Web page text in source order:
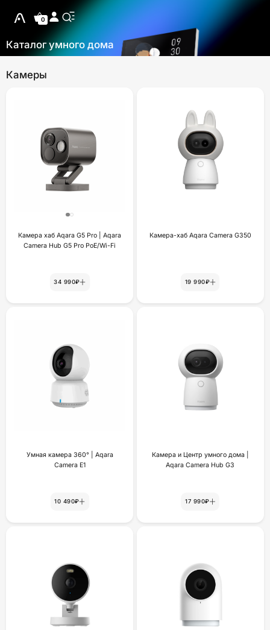
0
Каталог умного дома
Камеры
Камера хаб Aqara G5 Pro | Aqara
Camera Hub G5 Pro PoE/Wi-Fi
34 990₽
Камера-хаб Aqara Camera G350
19 990₽
Умная камера 360° | Aqara
Camera E1
10 490₽
Камера и Центр умного дома |
Aqara Camera Hub G3
17 990₽